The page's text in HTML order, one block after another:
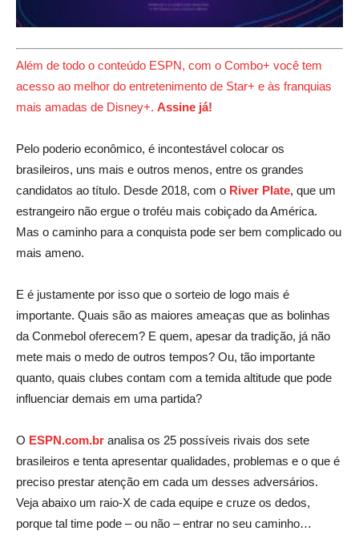
Além de todo o conteúdo ESPN, com o Combo+ você tem
acesso ao melhor do entretenimento de Star+ e às franquias
mais amadas de Disney+. Assine já!
Pelo poderio econômico, é incontestável colocar os
brasileiros, uns mais e outros menos, entre os grandes
candidatos ao título. Desde 2018, com o River Plate, que um
estrangeiro não ergue o troféu mais cobiçado da América.
Mas o caminho para a conquista pode ser bem complicado ou
mais ameno.
E é justamente por isso que o sorteio de logo mais é
importante. Quais são as maiores ameaças que as bolinhas
da Conmebol oferecem? E quem, apesar da tradição, já não
mete mais o medo de outros tempos? Ou, tão importante
quanto, quais clubes contam com a temida altitude que pode
influenciar demais em uma partida?
O ESPN.com.br analisa os 25 possíveis rivais dos sete
brasileiros e tenta apresentar qualidades, problemas e o que é
preciso prestar atenção em cada um desses adversários.
Veja abaixo um raio-X de cada equipe e cruze os dedos,
porque tal time pode – ou não – entrar no seu caminho…